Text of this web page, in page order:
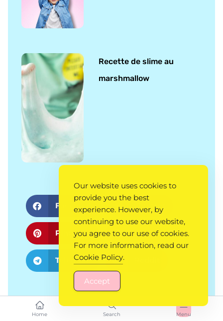
Home Search Menu
Recette de slime au
marshmallow
Facebook Twitter
Pinterest Print
Telegram
Our website uses cookies to
provide you the best
experience. However, by
continuing to use our website,
you agree to our use of cookies.
For more information, read our
Cookie Policy.
Accept